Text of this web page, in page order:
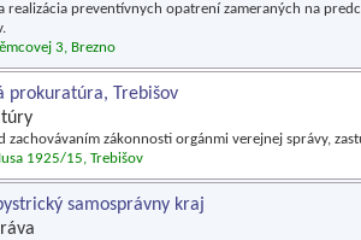
realizácia preventívnych opatrení zameraných na
3, Brezno
prokuratúra, Trebišov
zachovávaním zákonnosti orgánmi verejnej správy,
1925/15, Trebišov
samosprávny kraj